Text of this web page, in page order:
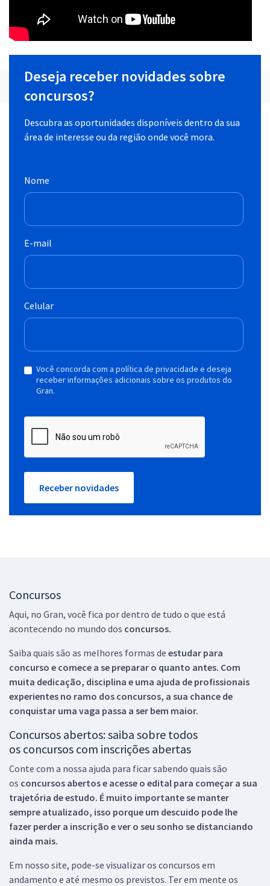
Deseja receber novidades sobre
concursos?
Descubra as oportunidades disponíveis dentro da sua
área de interesse ou da região onde você mora.
Nome
E-mail
Celular
Você concorda com a política de privacidade e deseja
receber informações adicionais sobre os produtos do
Gran.
Receber novidades
Concursos
Aqui, no Gran, você fica por dentro de tudo o que está
acontecendo no mundo dos concursos.
Saiba quais são as melhores formas de estudar para
concurso e comece a se preparar o quanto antes. Com
muita dedicação, disciplina e uma ajuda de profissionais
experientes no ramo dos concursos, a sua chance de
conquistar uma vaga passa a ser bem maior.
Concursos abertos: saiba sobre todos
os concursos com inscrições abertas
Conte com a nossa ajuda para ficar sabendo quais são
os concursos abertos e acesse o edital para começar a sua
trajetória de estudo. É muito importante se manter
sempre atualizado, isso porque um descuido pode lhe
fazer perder a inscrição e ver o seu sonho se distanciando
ainda mais.
Em nosso site, pode-se visualizar os concursos em
andamento e até mesmo os previstos. Ter em mente os